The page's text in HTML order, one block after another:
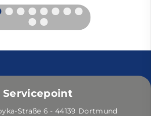
Servicepoint
Straße 6 - 44139 Dortmund